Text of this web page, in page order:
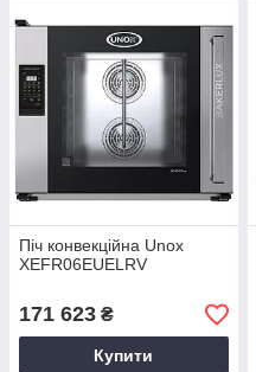
Піч конвекційна Unox
XEFR06EUELRV
171 623 ₴
Купити